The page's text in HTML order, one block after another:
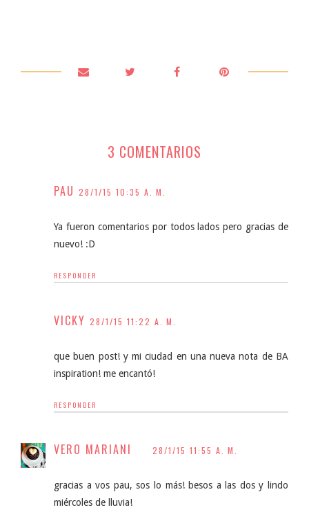
3 COMENTARIOS
PAU 28/1/15 10:35 A. M.
Ya fueron comentarios por todos lados pero gracias de
nuevo! :D
RESPONDER
VICKY 28/1/15 11:22 A. M.
que buen post! y mi ciudad en una nueva nota de BA
inspiration! me encantó!
RESPONDER
VERO MARIANI 28/1/15 11:55 A. M.
gracias a vos pau, sos lo más! besos a las dos y lindo
miércoles de lluvia!